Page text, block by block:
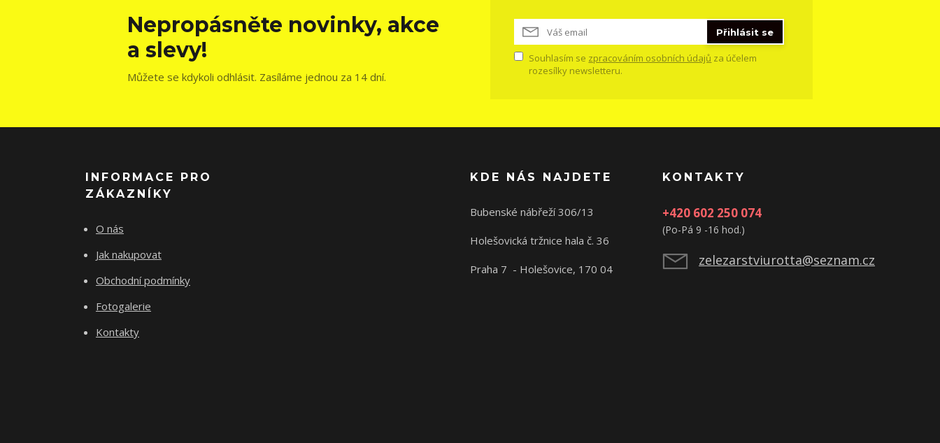
Nepropásněte novinky, akce
a slevy!
Můžete se kdykoli odhlásit. Zasíláme jednou za 14 dní.
Přihlásit se
Souhlasím se zpracováním osobních údajů za účelem
rozesílky newsletteru.
INFORMACE PRO
ZÁKAZNÍKY
O nás
Jak nakupovat
Obchodní podmínky
Fotogalerie
Kontakty
KDE NÁS NAJDETE
Bubenské nábřeží 306/13
Holešovická tržnice hala č. 36
Praha 7 - Holešovice, 170 04
KONTAKTY
+420 602 250 074
(Po-Pá 9 -16 hod.)
zelezarstviurotta@seznam.cz